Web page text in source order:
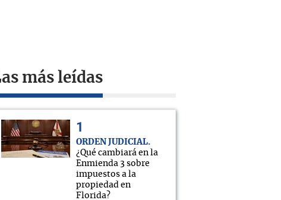
más leídas
ORDEN JUDICIAL
¿Qué cambiará en la
Enmienda 3 sobre
impuestos a la
propiedad en
Florida?